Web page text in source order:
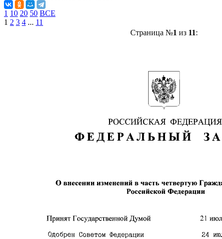
1 10 20 50 ВСЕ
1 2 3 4 ... 11
Страница №1 из 11: